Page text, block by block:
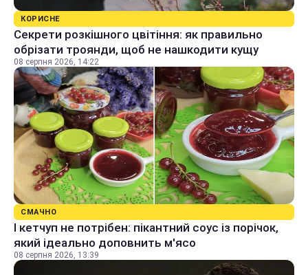
КОРИСНЕ
Секрети розкішного цвітіння: як правильно
обрізати троянди, щоб не нашкодити кущу
08 серпня 2026, 14:22
СМАЧНО
І кетчуп не потрібен: пікантний соус із порічок,
який ідеально доповнить м'ясо
08 серпня 2026, 13:39